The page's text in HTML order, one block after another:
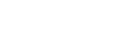
product is